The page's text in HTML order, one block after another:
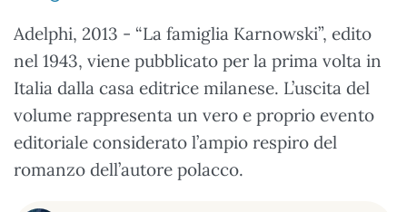
Adelphi, 2013 - “La famiglia Karnowski”, edito
nel 1943, viene pubblicato per la prima volta in
Italia dalla casa editrice milanese. L’uscita del
volume rappresenta un vero e proprio evento
editoriale considerato l’ampio respiro del
romanzo dell’autore polacco.